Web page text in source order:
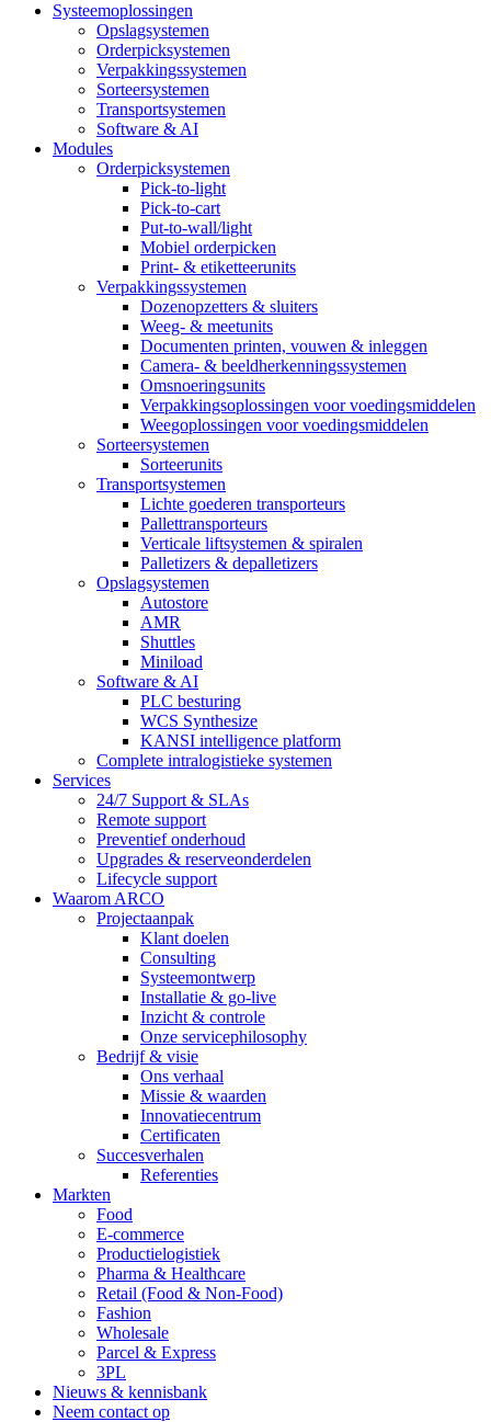
Systeemoplossingen
Opslagsystemen
Orderpicksystemen
Verpakkingssystemen
Sorteersystemen
Transportsystemen
Software & AI
Modules
Orderpicksystemen
Pick-to-light
Pick-to-cart
Put-to-wall/light
Mobiel orderpicken
Print- & etiketteerunits
Verpakkingssystemen
Dozenopzetters & sluiters
Weeg- & meetunits
Documenten printen, vouwen & inleggen
Camera- & beeldherkenningssystemen
Omsnoeringsunits
Verpakkingsoplossingen voor voedingsmiddelen
Weegoplossingen voor voedingsmiddelen
Sorteersystemen
Sorteerunits
Transportsystemen
Lichte goederen transporteurs
Pallettransporteurs
Verticale liftsystemen & spiralen
Palletizers & depalletizers
Opslagsystemen
Autostore
AMR
Shuttles
Miniload
Software & AI
PLC besturing
WCS Synthesize
KANSI intelligence platform
Complete intralogistieke systemen
Services
24/7 Support & SLAs
Remote support
Preventief onderhoud
Upgrades & reserveonderdelen
Lifecycle support
Waarom ARCO
Projectaanpak
Klant doelen
Consulting
Systeemontwerp
Installatie & go-live
Inzicht & controle
Onze servicephilosophy
Bedrijf & visie
Ons verhaal
Missie & waarden
Innovatiecentrum
Certificaten
Succesverhalen
Referenties
Markten
Food
E-commerce
Productielogistiek
Pharma & Healthcare
Retail (Food & Non-Food)
Fashion
Wholesale
Parcel & Express
3PL
Nieuws & kennisbank
Neem contact op